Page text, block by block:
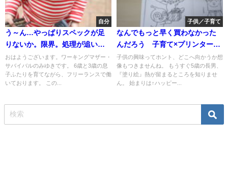
自分
う～ん…やっぱりスペックが足
りないか。限界。処理が追い付
きません
おはようございます。ワーキングマザー・
サバイバルのみゆきです。 6歳と3歳の息
子ふたりを育てながら、フリーランスで働
いております。 この...
子供／子育て
なんでもっと早く買わなかった
んだろう 子育て×プリンターの
威力が止まらない
子供の興味ってホント、どこへ向かうか想
像もつきませんね。 もうすぐ5歳の長男、
『塗り絵』熱が留まるところを知りませ
ん。 始まりは↑ハッピー...